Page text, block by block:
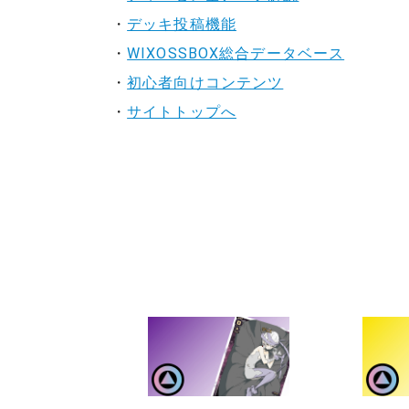
・ デッキ投稿機能
・WIXOSSBOX総合データベース
・初心者向けコンテンツ
・サイトトップへ